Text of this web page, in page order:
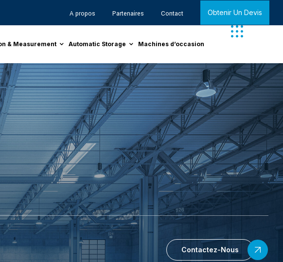
A propos Partenaires Contact Obtenir Un Devis
& Measurement Automatic Storage Machines d’occasion
Contactez-Nous